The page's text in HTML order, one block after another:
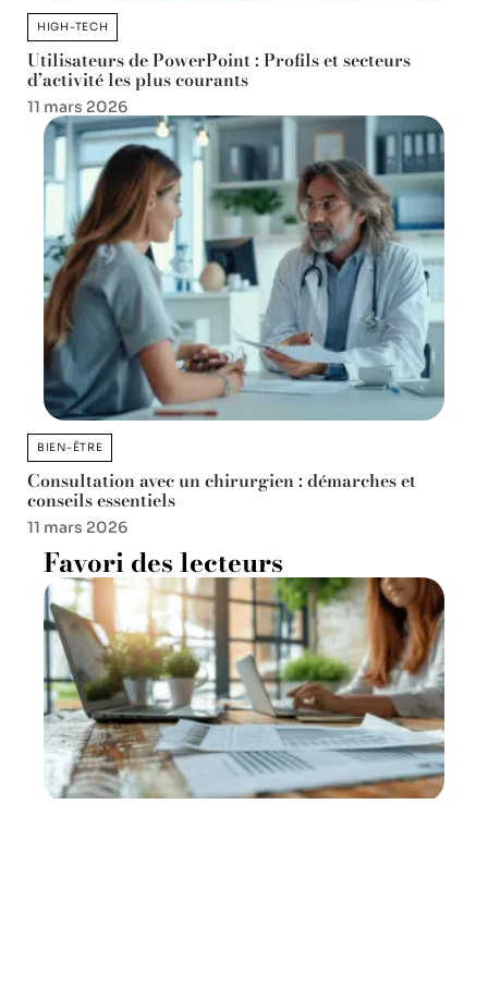
HIGH-TECH
Utilisateurs de PowerPoint : Profils et secteurs
d’activité les plus courants
11 mars 2026
BIEN-ÊTRE
Consultation avec un chirurgien : démarches et
conseils essentiels
11 mars 2026
Favori des lecteurs